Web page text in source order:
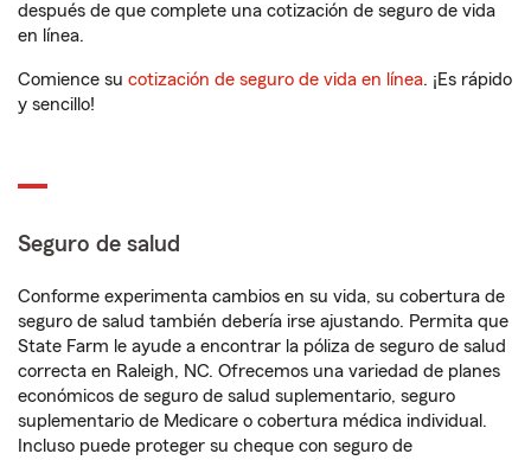
después de que complete una cotización de seguro de vida
en línea.
Comience su cotización de seguro de vida en línea. ¡Es rápido
y sencillo!
Seguro de salud
Conforme experimenta cambios en su vida, su cobertura de
seguro de salud también debería irse ajustando. Permita que
State Farm le ayude a encontrar la póliza de seguro de salud
correcta en Raleigh, NC. Ofrecemos una variedad de planes
económicos de seguro de salud suplementario, seguro
suplementario de Medicare o cobertura médica individual.
Incluso puede proteger su cheque con seguro de